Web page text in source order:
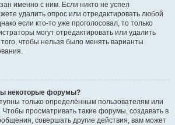
именно с ним. Если никто не успел
удалить опрос или отредактировать любой
если кто-то уже проголосовал, то только
могут отредактировать или удалить
чтобы нельзя было менять варианты
некоторые форумы?
только определённым пользователям или
Чтобы просматривать такие форумы, создавать в
совершать другие действия, вам может